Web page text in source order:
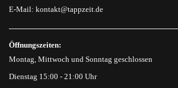
E-Mail: kontakt@tappzeit.de
Öffnungszeiten:
Montag, Mittwoch und Sonntag geschlossen
Dienstag 15:00 - 21:00 Uhr